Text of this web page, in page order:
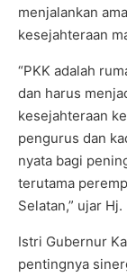
menjalankan
kesejahteraan
“PKK adalah
dan harus
kesejahteraan
pengurus dan
nyata bagi
terutama
Selatan,” ujar
Istri Gubernur
pentingnya